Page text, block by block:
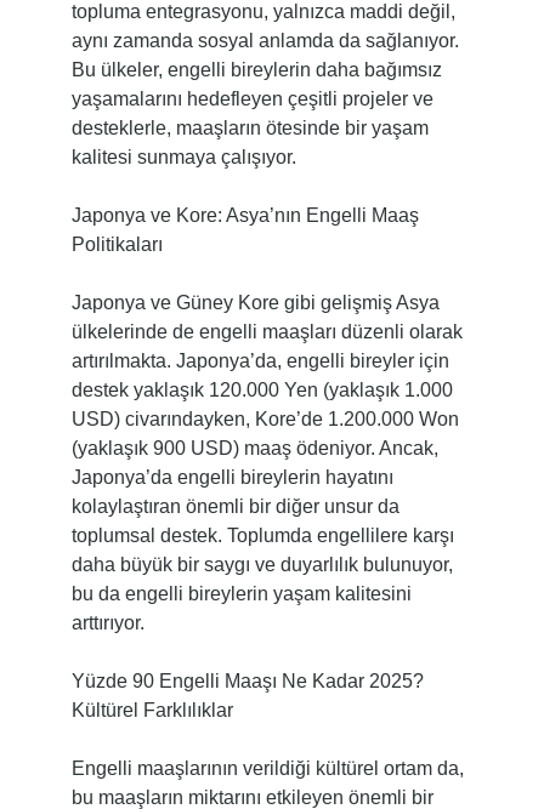
topluma entegrasyonu, yalnızca maddi değil,
aynı zamanda sosyal anlamda da sağlanıyor.
Bu ülkeler, engelli bireylerin daha bağımsız
yaşamalarını hedefleyen çeşitli projeler ve
desteklerle, maaşların ötesinde bir yaşam
kalitesi sunmaya çalışıyor.
Japonya ve Kore: Asya’nın Engelli Maaş
Politikaları
Japonya ve Güney Kore gibi gelişmiş Asya
ülkelerinde de engelli maaşları düzenli olarak
artırılmakta. Japonya’da, engelli bireyler için
destek yaklaşık 120.000 Yen (yaklaşık 1.000
USD) civarındayken, Kore’de 1.200.000 Won
(yaklaşık 900 USD) maaş ödeniyor. Ancak,
Japonya’da engelli bireylerin hayatını
kolaylaştıran önemli bir diğer unsur da
toplumsal destek. Toplumda engellilere karşı
daha büyük bir saygı ve duyarlılık bulunuyor,
bu da engelli bireylerin yaşam kalitesini
arttırıyor.
Yüzde 90 Engelli Maaşı Ne Kadar 2025?
Kültürel Farklılıklar
Engelli maaşlarının verildiği kültürel ortam da,
bu maaşların miktarını etkileyen önemli bir